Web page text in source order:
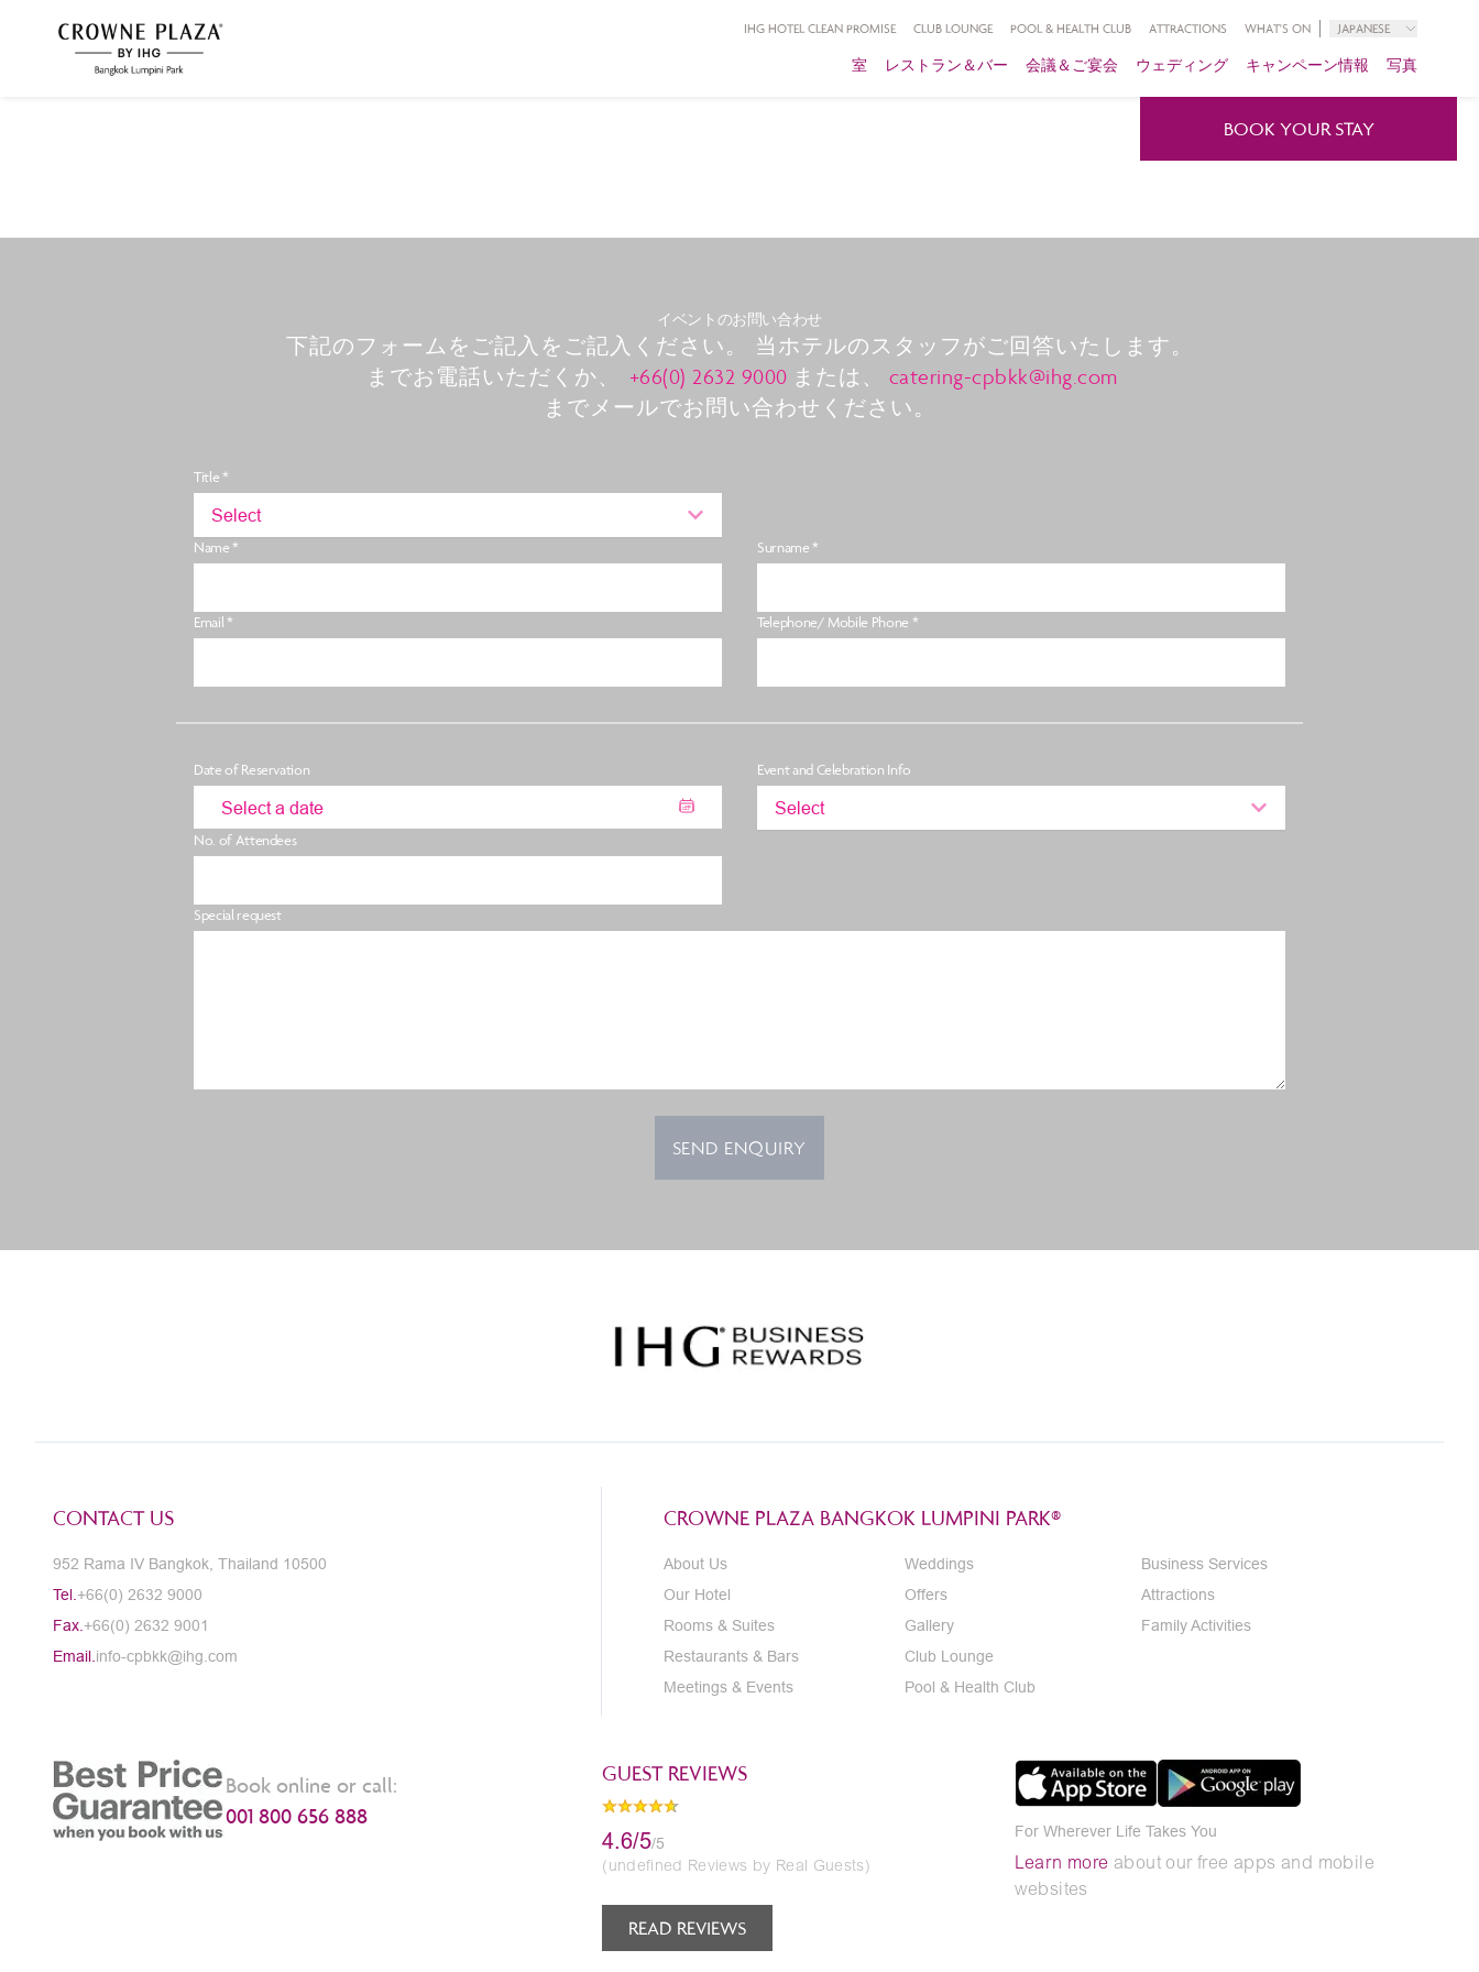
IHG HOTEL CLEAN PROMISE CLUB LOUNGE POOL & HEALTH CLUB ATTRACTIONS WHAT'S ON JAPANESE
室 レストラン＆バー 会議＆ご宴会 ウェディング キャンペーン情報 写真
BOOK YOUR STAY
イベントのお問い合わせ
下記のフォームをご記入をご記入ください。 当ホテルのスタッフがご回答いたします。
までお電話いただくか、
+66(0) 2632 9000 または、
catering-cpbkk@ihg.com
までメールでお問い合わせください。
Title *
Select
Name * Surname *
Email * Telephone/ Mobile Phone *
Date of Reservation Event and Celebration Info
Select
No. of Attendees
Special request
SEND ENQUIRY
CONTACT US
952 Rama IV Bangkok, Thailand 10500
Tel. +66(0) 2632 9000
Fax. +66(0) 2632 9001
Email. info-cpbkk@ihg.com
CROWNE PLAZA BANGKOK LUMPINI PARK®
About Us
Our Hotel
Rooms & Suites
Restaurants & Bars
Meetings & Events
Weddings
Offers
Gallery
Club Lounge
Pool & Health Club
Business Services
Attractions
Family Activities
Book online or call:
001 800 656 888
GUEST REVIEWS
4.6/5/5
(undefined Reviews by Real Guests)
READ REVIEWS
For Wherever Life Takes You
Learn more about our free apps and mobile
websites